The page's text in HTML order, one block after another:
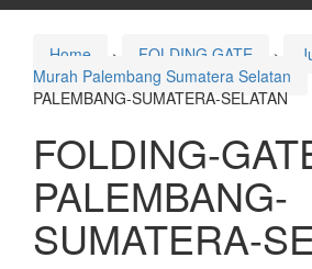
Home › FOLDING GATE ›
Murah Palembang Sumatera Selatan
PALEMBANG-SUMATERA-SELATAN
FOLDING-
PALEMBANG-
SUMATERA-